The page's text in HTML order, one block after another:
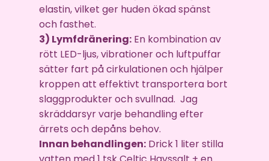
elastin, vilket ger huden ökad spänst
och fasthet.
3) Lymfdränering: En kombination av
rött LED-ljus, vibrationer och luftpuffar
sätter fart på cirkulationen och hjälper
kroppen att effektivt transportera bort
slaggprodukter och svullnad. Jag
skräddarsyr varje behandling efter
ärrets och depåns behov.
Innan behandlingen: Drick 1 liter stilla